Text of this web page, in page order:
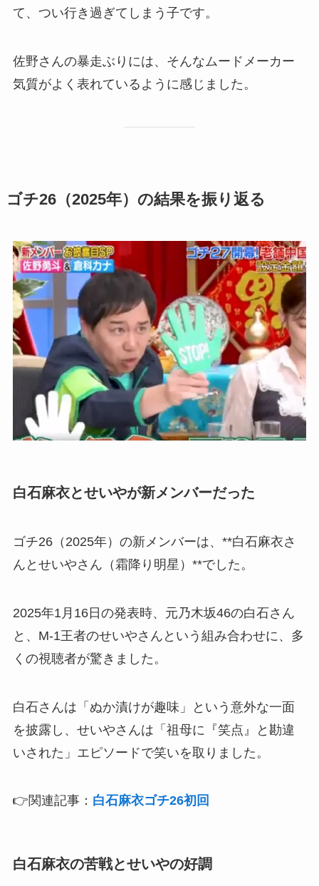
て、つい行き過ぎてしまう子です。
佐野さんの暴走ぶりには、そんなムードメーカー
気質がよく表れているように感じました。
ゴチ26（2025年）の結果を振り返る
白石麻衣とせいやが新メンバーだった
ゴチ26（2025年）の新メンバーは、**白石麻衣さ
んとせいやさん（霜降り明星）**でした。
2025年1月16日の発表時、元乃木坂46の白石さん
と、M-1王者のせいやさんという組み合わせに、多
くの視聴者が驚きました。
白石さんは「ぬか漬けが趣味」という意外な一面
を披露し、せいやさんは「祖母に『笑点』と勘違
いされた」エピソードで笑いを取りました。
👉関連記事： 白石麻衣ゴチ26初回
白石麻衣の苦戦とせいやの好調